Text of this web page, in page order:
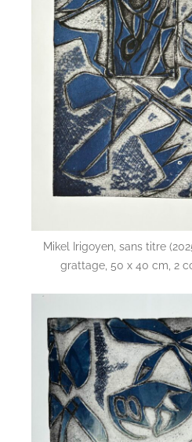
Mikel Irigoyen, sans titre
grattage, 50 x 40 cm, 2